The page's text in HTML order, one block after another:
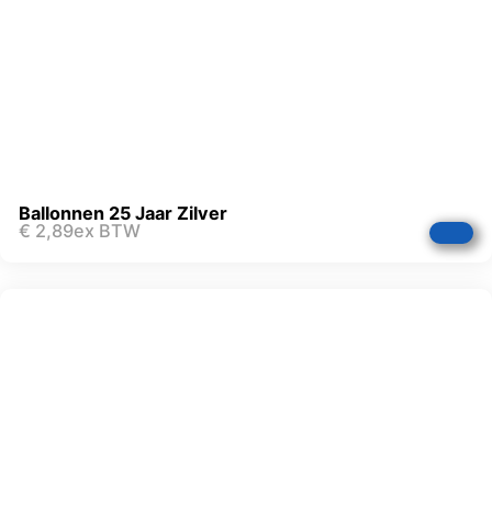
Ballonnen 25 Jaar Zilver
€ 2,89ex BTW